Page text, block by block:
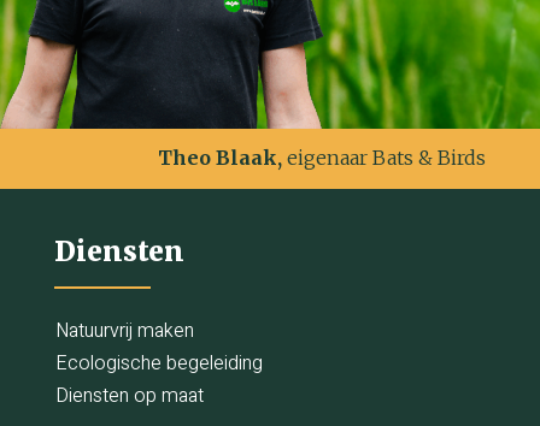
Theo Blaak, eigenaar Bats & Birds
Diensten
Natuurvrij maken
Ecologische begeleiding
Diensten op maat